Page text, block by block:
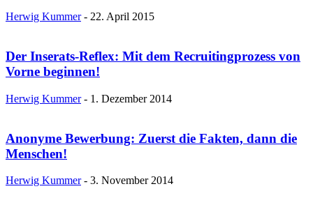
Herwig Kummer - 22. April 2015
Der Inserats-Reflex: Mit dem Recruitingprozess von
Vorne beginnen!
Herwig Kummer - 1. Dezember 2014
Anonyme Bewerbung: Zuerst die Fakten, dann die
Menschen!
Herwig Kummer - 3. November 2014